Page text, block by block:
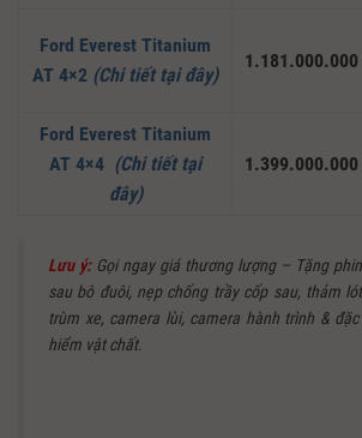
Ford Everest Titanium
AT 4×2 (Chi tiết tại đây)
1.181.000.000
Ford Everest Titanium
AT 4×4 (Chi tiết tại
đây)
1.399.000.000
Lưu ý:Gọi ngay giá thương lượng – Tặng
sau bô đuôi, nẹp chống trầy cốp sau, thảm
trùm xe, camera lùi, camera hành trình &
hiểm vật chất.